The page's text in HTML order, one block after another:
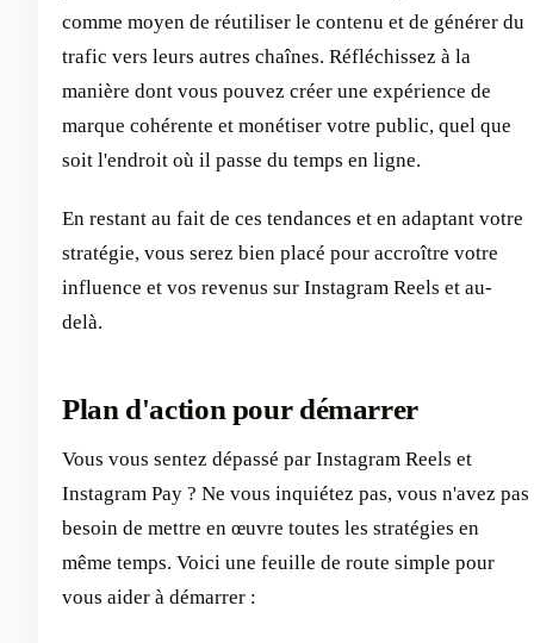
comme moyen de réutiliser le contenu et de générer du
trafic vers leurs autres chaînes. Réfléchissez à la
manière dont vous pouvez créer une expérience de
marque cohérente et monétiser votre public, quel que
soit l'endroit où il passe du temps en ligne.
En restant au fait de ces tendances et en adaptant votre
stratégie, vous serez bien placé pour accroître votre
influence et vos revenus sur Instagram Reels et au-
delà.
Plan d'action pour démarrer
Vous vous sentez dépassé par Instagram Reels et
Instagram Pay ? Ne vous inquiétez pas, vous n'avez pas
besoin de mettre en œuvre toutes les stratégies en
même temps. Voici une feuille de route simple pour
vous aider à démarrer :